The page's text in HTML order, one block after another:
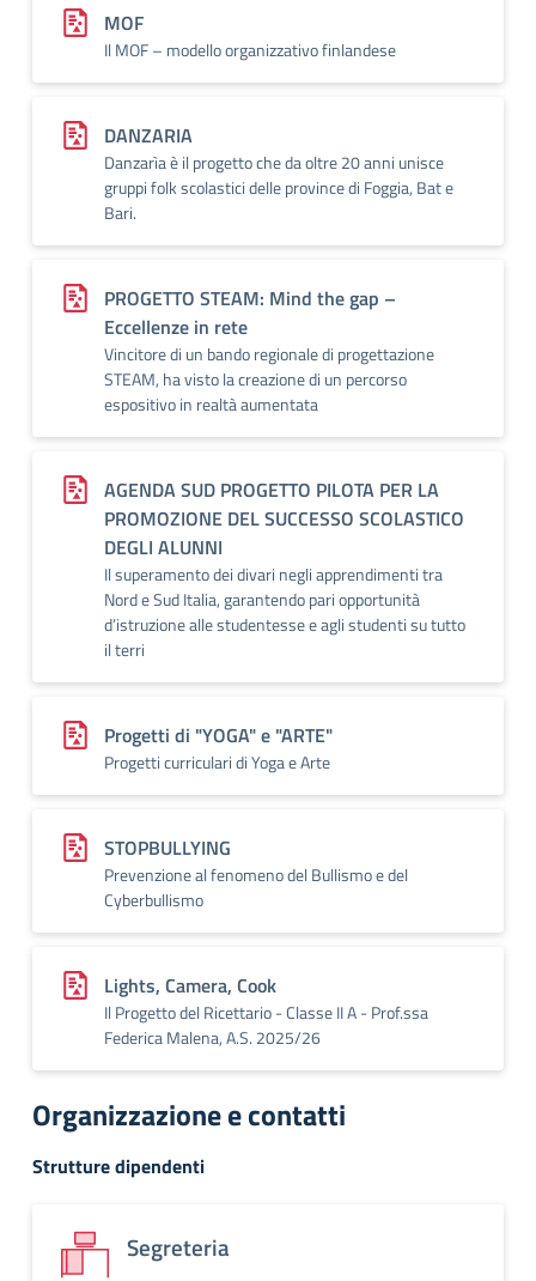
MOF
Il MOF – modello organizzativo finlandese
DANZARIA
Danzarìa è il progetto che da oltre 20 anni unisce
gruppi folk scolastici delle province di Foggia, Bat e
Bari.
PROGETTO STEAM: Mind the gap –
Eccellenze in rete
Vincitore di un bando regionale di progettazione
STEAM, ha visto la creazione di un percorso
espositivo in realtà aumentata
AGENDA SUD PROGETTO PILOTA PER LA
PROMOZIONE DEL SUCCESSO SCOLASTICO
DEGLI ALUNNI
Il superamento dei divari negli apprendimenti tra
Nord e Sud Italia, garantendo pari opportunità
d’istruzione alle studentesse e agli studenti su tutto
il terri
Progetti di "YOGA" e "ARTE"
Progetti curriculari di Yoga e Arte
STOPBULLYING
Prevenzione al fenomeno del Bullismo e del
Cyberbullismo
Lights, Camera, Cook
Il Progetto del Ricettario - Classe II A - Prof.ssa
Federica Malena, A.S. 2025/26
Organizzazione e contatti
Strutture dipendenti
Segreteria